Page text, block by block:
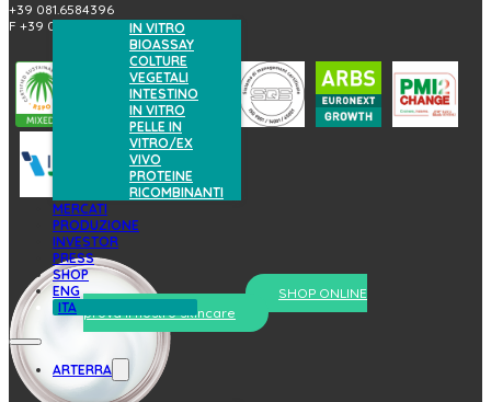
IN VITRO
BIOASSAY
COLTURE
VEGETALI
INTESTINO
IN VITRO
PELLE IN
VITRO/EX
VIVO
PROTEINE
RICOMBINANTI
MERCATI
PRODUZIONE
INVESTOR
PRESS
SHOP
ENG
ITA
ARTERRA
+39 081.6584396
F +39 081.2144864
SHOP ONLINE
prova il nostro skincare